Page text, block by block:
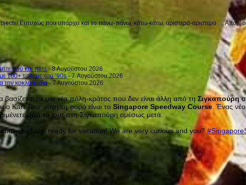
Ευτυχώς που υπάρχει και το πάνω-πάνω, κάτω-κάτω, αριστερά-αριστερά ....
πού και πότε - 8 Αυγούστου 2026
100+ τίτλους του ’90s- 7 Αυγούστου 2026
την κυκλοφορία- 7 Αυγούστου 2026
σε μια νέα πόλη-κράτος που δεν είναι άλλη από τη Σιγκαπούρη
Kart Tour αυτή τη φορά είναι το Singapore Speedway Course . Ένας
από το tour στη Σιγκαπούρη αμέσως μετά:
of a Luigi ready for vacation! We are very curious and you?